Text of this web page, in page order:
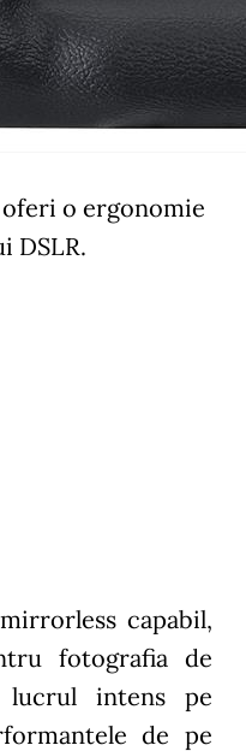
o ergonomie
DSLR.
capabil,
fotografia de
lucrul intens pe
de pe